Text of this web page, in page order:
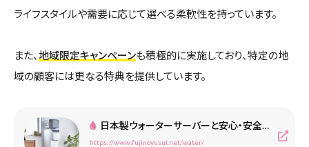
ライフスタイルや需要に応じて選べる柔軟性を持っています。
また、 地域限定キャンペーンも積極的に実施しており、特定の地
域の顧客には更なる特典を提供しています。
日本製ウォーターサーバーと安心・安全な天然水なら『富士の湧水』
https://www.fujinoyusui.net/water/